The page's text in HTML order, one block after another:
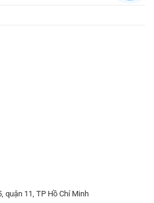
quận 11, TP Hồ Chí Minh